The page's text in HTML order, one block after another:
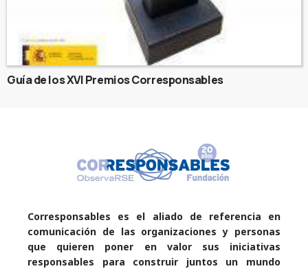
Guía de los XVI Premios Corresponsables
Corresponsables es el aliado de referencia en
comunicación de las organizaciones y personas
que quieren poner en valor sus iniciativas
responsables para construir juntos un mundo